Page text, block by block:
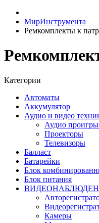
МирИнструмента
Ремкомплекты к
Категории
Автоматы
Аккумулятор
Аудио и видео
Аудио
Проекторы
Телевизоры
Балласт
Батарейки
Блок
Блок питания
Камеры